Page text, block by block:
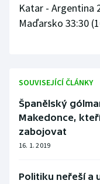
Katar - Argentina
Maďarsko 33:30
SOUVISEJÍCÍ ČLÁNKY
Španělský
Makedonce,
zabojovat
16. 1. 2019
Politiku neřeší a